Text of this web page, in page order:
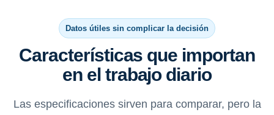
Datos útiles sin complicar la decisión
Características que importan
en el trabajo diario
Las especificaciones sirven para comparar, pero la